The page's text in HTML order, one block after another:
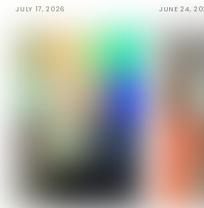
JULY 17, 2026 JUNE 24,